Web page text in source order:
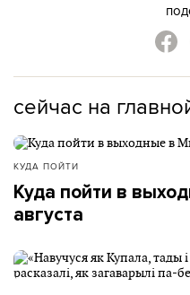
сейчас на
КУДА ПОЙТИ
Куда пойти в
августа